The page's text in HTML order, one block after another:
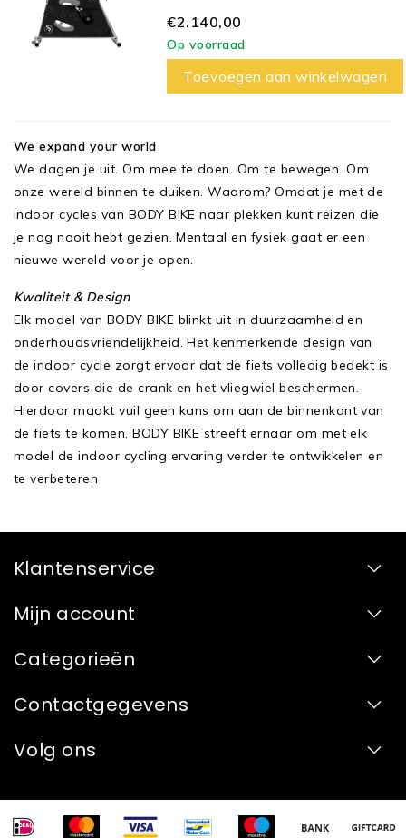
€2.140,00
Op voorraad
Toevoegen aan winkelwagen
We expand your world
We dagen je uit. Om mee te doen. Om te bewegen. Om
onze wereld binnen te duiken. Waarom? Omdat je met de
indoor cycles van BODY BIKE naar plekken kunt reizen die
je nog nooit hebt gezien. Mentaal en fysiek gaat er een
nieuwe wereld voor je open.
Kwaliteit & Design
Elk model van BODY BIKE blinkt uit in duurzaamheid en
onderhoudsvriendelijkheid. Het kenmerkende design van
de indoor cycle zorgt ervoor dat de fiets volledig bedekt is
door covers die de crank en het vliegwiel beschermen.
Hierdoor maakt vuil geen kans om aan de binnenkant van
de fiets te komen. BODY BIKE streeft ernaar om met elk
model de indoor cycling ervaring verder te ontwikkelen en
te verbeteren
Klantenservice
Mijn account
Categorieën
Contactgegevens
Volg ons